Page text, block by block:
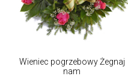
Wieniec pogrzebowy Żegnaj
nam